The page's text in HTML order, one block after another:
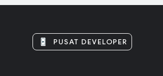
PUSAT DEVELOPER